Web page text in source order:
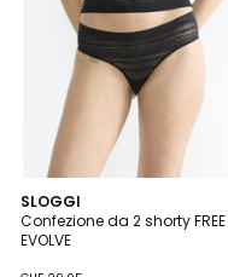
SLOGGI
Confezione da 2 shorty FREE
EVOLVE
2
/
5